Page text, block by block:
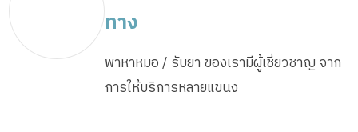
ทาง
พาหาหมอ / รับยา ของเรามีผู้เชี่ยวชาญ จาก
การให้บริการหลายแขนง